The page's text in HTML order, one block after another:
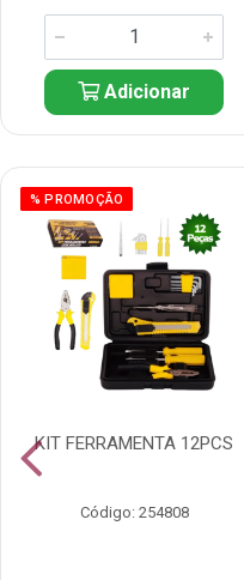
Adicionar
% PROMOÇÃO
KIT FERRAMENTA 12PCS
Código: 254808